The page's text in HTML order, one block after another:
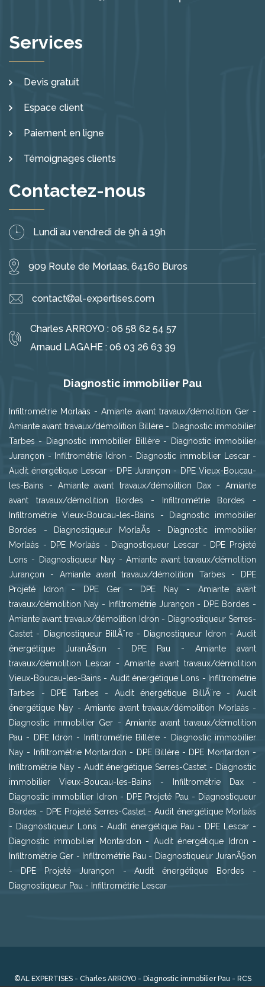
Services
Devis gratuit
Espace client
Paiement en ligne
Témoignages clients
Contactez-nous
Lundi au vendredi de 9h à 19h
909 Route de Morlaas, 64160 Buros
contact al-expertises.com
Charles ARROYO : 06 58 62 54 57
Arnaud LAGAHE : 06 03 26 63 39
Diagnostic immobilier Pau
Infiltrométrie Morlaàs -Amiante avant travaux/démolition Ger-
Amiante avant travaux/démolition Billère - Diagnostic immobilier
Tarbes - Diagnostic immobilier Billère-
Diagnostic immobilier
Jurançon - Infiltrométrie Idron - Diagnostic immobilier Lescar-
Audit énergétique Lescar- DPE Jurançon - DPE Vieux-Boucau-
les-Bains -Amiante avant travaux/démolition Dax-Amiante
avant travaux/démolition Bordes - Infiltrométrie Bordes -
Infiltrométrie Vieux-Boucau-les-Bains -
Diagnostic immobilier
Bordes - Diagnostiqueur MorlaÃs -
Diagnostic immobilier
Morlaàs - DPE Morlaàs - Diagnostiqueur Lescar - DPE Projeté
Lons - Diagnostiqueur Nay-Amiante avant travaux/démolition
Jurançon - Amiante avant travaux/démolition Tarbes -
DPE
Projeté Idron - DPE Ger - DPE Nay- Amiante avant
travaux/démolition Nay- Infiltrométrie Jurançon - DPE Bordes -
Amiante avant travaux/démolition Idron - Diagnostiqueur Serres-
Castet - Diagnostiqueur BillÃ¨re- Diagnostiqueur Idron - Audit
énergétique JuranÃ§on - DPE Pau -Amiante avant
travaux/démolition Lescar - Amiante avant travaux/démolition
Vieux-Boucau-les-Bains - Audit énergétique Lons - Infiltrométrie
Tarbes - DPE Tarbes - Audit énergétique BillÃ¨re-Audit
énergétique Nay -Amiante avant travaux/démolition Morlaàs -
Diagnostic immobilier Ger - Amiante avant travaux/démolition
Pau - DPE Idron - Infiltrométrie Billère -
Diagnostic immobilier
Nay - Infiltrométrie Montardon - DPE Billère- DPE Montardon -
Infiltrométrie Nay- Audit énergétique Serres-Castet - Diagnostic
immobilier Vieux-Boucau-les-Bains - Infiltrométrie Dax -
Diagnostic immobilier Idron - DPE Projeté Pau- Diagnostiqueur
Bordes - DPE Projeté Serres-Castet-Audit énergétique Morlaàs
- Diagnostiqueur Lons -Audit énergétique Pau- DPE Lescar-
Diagnostic immobilier Montardon - Audit énergétique Idron -
Infiltrométrie Ger - Infiltrométrie Pau - Diagnostiqueur JuranÃ§on
-
DPE Projeté Jurançon -Audit énergétique Bordes -
Diagnostiqueur Pau - Infiltrométrie Lescar
©AL EXPERTISES - Charles ARROYO - Diagnostic immobilier Pau - RCS